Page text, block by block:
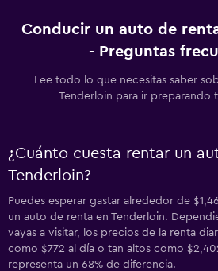
Conducir un auto de
- Preguntas
Lee todo lo que necesitas saber
Tenderloin para ir preparando
¿Cuánto cuesta rentar un
Tenderloin?
Puedes esperar gastar alrededor de
un auto de renta en Tenderloin.
vayas a visitar, los precios de la renta
como $772 al día o tan altos como
representa un 68% de diferencia.